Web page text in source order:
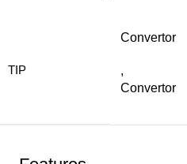
TIP
Convertor
,
Convertor